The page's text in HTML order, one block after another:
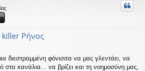
killer Ρήνος
διεστραμμένη φόνισσα να μας γλεντάει, να
στα κανάλια... να βρίζει και τη νοημοσύνη μας,